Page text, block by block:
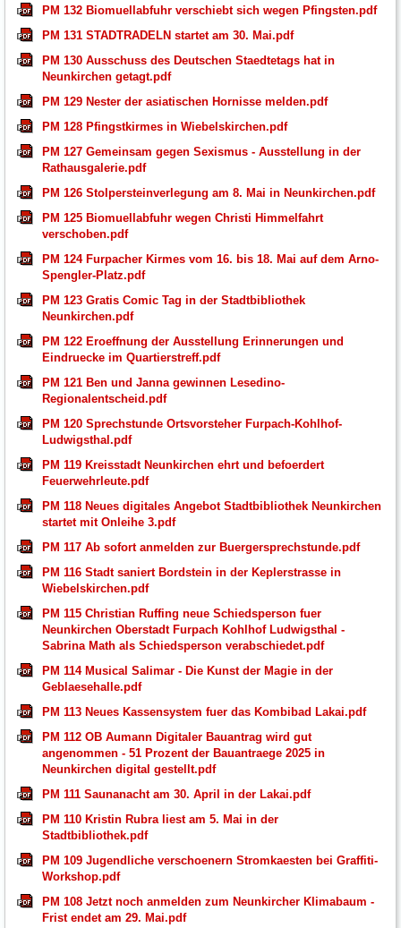
PM 132 Biomuellabfuhr verschiebt sich wegen Pfingsten.pdf
PM 131 STADTRADELN startet am 30. Mai.pdf
PM 130 Ausschuss des Deutschen Staedtetags hat in
Neunkirchen getagt.pdf
PM 129 Nester der asiatischen Hornisse melden.pdf
PM 128 Pfingstkirmes in Wiebelskirchen.pdf
PM 127 Gemeinsam gegen Sexismus - Ausstellung in der
Rathausgalerie.pdf
PM 126 Stolpersteinverlegung am 8. Mai in Neunkirchen.pdf
PM 125 Biomuellabfuhr wegen Christi Himmelfahrt
verschoben.pdf
PM 124 Furpacher Kirmes vom 16. bis 18. Mai auf dem Arno-
Spengler-Platz.pdf
PM 123 Gratis Comic Tag in der Stadtbibliothek
Neunkirchen.pdf
PM 122 Eroeffnung der Ausstellung Erinnerungen und
Eindruecke im Quartierstreff.pdf
PM 121 Ben und Janna gewinnen Lesedino-
Regionalentscheid.pdf
PM 120 Sprechstunde Ortsvorsteher Furpach-Kohlhof-
Ludwigsthal.pdf
PM 119 Kreisstadt Neunkirchen ehrt und befoerdert
Feuerwehrleute.pdf
PM 118 Neues digitales Angebot Stadtbibliothek Neunkirchen
startet mit Onleihe 3.pdf
PM 117 Ab sofort anmelden zur Buergersprechstunde.pdf
PM 116 Stadt saniert Bordstein in der Keplerstrasse in
Wiebelskirchen.pdf
PM 115 Christian Ruffing neue Schiedsperson fuer
Neunkirchen Oberstadt Furpach Kohlhof Ludwigsthal -
Sabrina Math als Schiedsperson verabschiedet.pdf
PM 114 Musical Salimar - Die Kunst der Magie in der
Geblaesehalle.pdf
PM 113 Neues Kassensystem fuer das Kombibad Lakai.pdf
PM 112 OB Aumann Digitaler Bauantrag wird gut
angenommen - 51 Prozent der Bauantraege 2025 in
Neunkirchen digital gestellt.pdf
PM 111 Saunanacht am 30. April in der Lakai.pdf
PM 110 Kristin Rubra liest am 5. Mai in der
Stadtbibliothek.pdf
PM 109 Jugendliche verschoenern Stromkaesten bei Graffiti-
Workshop.pdf
PM 108 Jetzt noch anmelden zum Neunkircher Klimabaum -
Frist endet am 29. Mai.pdf